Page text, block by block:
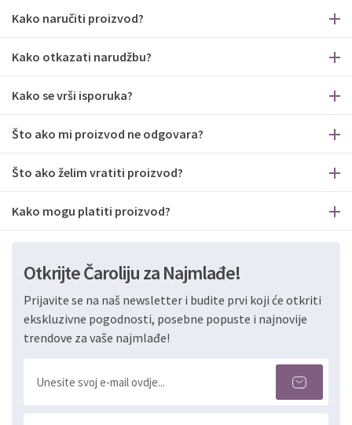
Kako naručiti proizvod?
Kako otkazati narudžbu?
Kako se vrši isporuka?
Što ako mi proizvod ne odgovara?
Što ako želim vratiti proizvod?
Kako mogu platiti proizvod?
Otkrijte Čaroliju za Najmlađe!
Prijavite se na naš newsletter i budite prvi koji će otkriti
ekskluzivne pogodnosti, posebne popuste i najnovije
trendove za vaše najmlađe!